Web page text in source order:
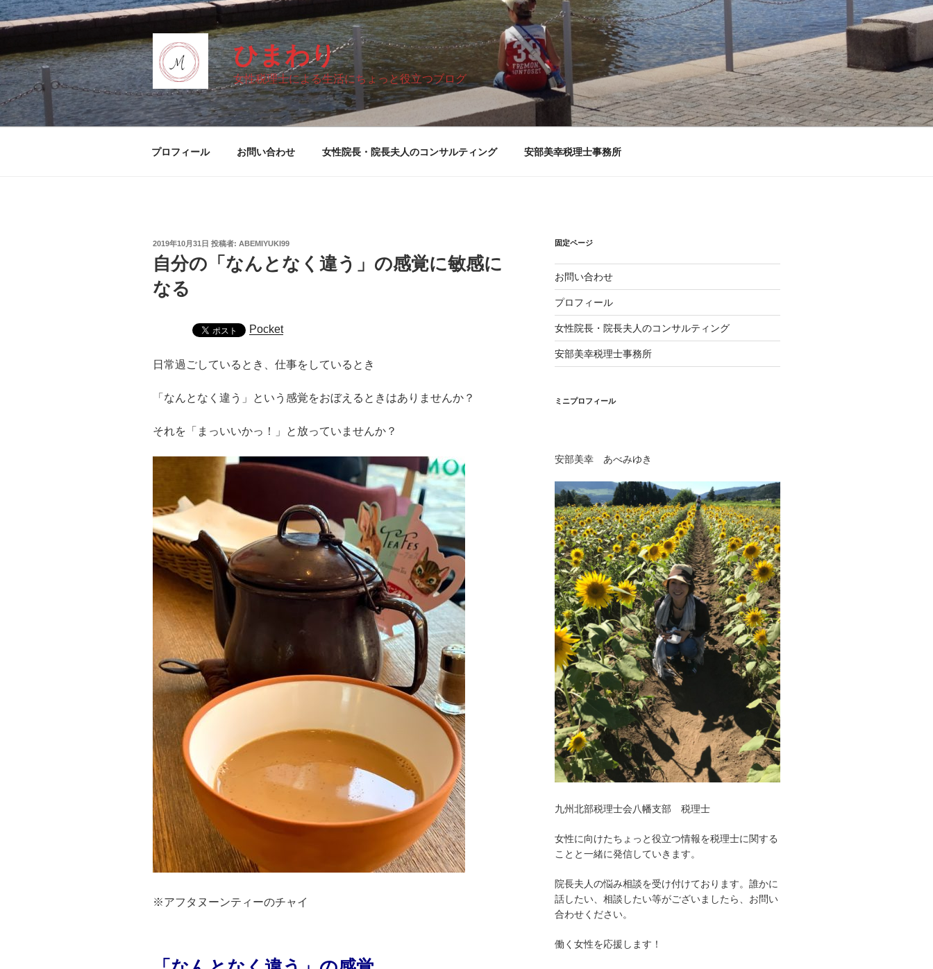
コ
ン
ン
ツ
へ
ス
キ
ひまわり
女性税理士による生活にちょっと役立つブログ
プロフィール お問い合わせ 女性院長・院長夫人のコンサルティング 安部美幸税理士事務所
投
日:
2019年10月31日 投稿者: ABEMIYUKI99
自分の「なんとなく違う」の感覚に敏感に
なる
Pocket
日常過ごしているとき、仕事をしているとき
「なんとなく違う」という感覚をおぼえるときはありませんか？
それを「まっいいかっ！」と放っていませんか？
※アフタヌーンティーのチャイ
固定ページ
お問い合わせ
プロフィール
女性院長・院長夫人のコンサルティング
安部美幸税理士事務所
ミニプロフィール
安部美幸 あべみゆき
九州北部税理士会八幡支部 税理士
女性に向けたちょっと役立つ情報を税理士に関する
ことと一緒に発信していきます。
院長夫人の悩み相談を受け付けております。誰かに
話したい、相談したい等がございましたら、お問い
合わせください。
働く女性を応援します！